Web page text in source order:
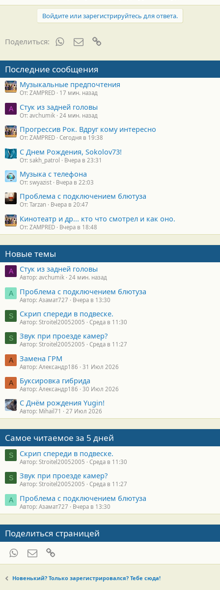
Войдите или зарегистрируйтесь для ответа.
Поделиться: WhatsAppЭлектронная почта
Последние сообщения
Музыкальные предпочтения
От: ZAMPRED 17 мин. назад
A Стук из задней головы
От: avchumik 24 мин. назад
Прогрессив Рок. Вдруг кому интересно
От: ZAMPRED Сегодня в 19:38
С Днем Рождения, Sokolov73!
От: sakh_patrol Вчера в 23:31
Музыка с телефона
От: swyazist Вчера в 22:03
Проблема с подключением блютуза
От: Tarzan Вчера в 20:47
Кинотеатр и др... кто что смотрел и как оно.
От: ZAMPRED Вчера в 18:48
Новые темы
A Стук из задней головы
Автор: avchumik 24 мин. назад
А Проблема с подключением блютуза
Автор: Азамат727 Вчера в 13:30
S Скрип спереди в подвеске.
Автор: Stroitel20052005 Среда в 11:30
S Звук при проезде камер?
Автор: Stroitel20052005 Среда в 11:27
А Замена ГРМ
Автор: Александр186 31 Июл 2026
А Буксировка гибрида
Автор: Александр186 30 Июл 2026
С Днём рождения Yugin!
Автор: Mihail71 27 Июл 2026
Самое читаемое за 5 дней
S Скрип спереди в подвеске.
Автор: Stroitel20052005 Среда в 11:30
S Звук при проезде камер?
Автор: Stroitel20052005 Среда в 11:27
А Проблема с подключением блютуза
Автор: Азамат727 Вчера в 13:30
Поделиться страницей
WhatsAppЭлектронная почта
Новенький? Только зарегистрировался? Тебе сюда!